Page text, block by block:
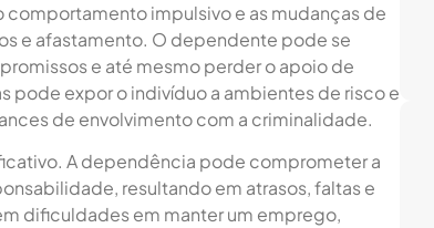
comportamento impulsivo e as mudanças de
e afastamento. O dependente pode se
e até mesmo perder o apoio de
pode expor o indivíduo a ambientes de risco e
de envolvimento com a criminalidade.
A dependência pode comprometer a
resultando em atrasos, faltas e
dificuldades em manter um emprego,